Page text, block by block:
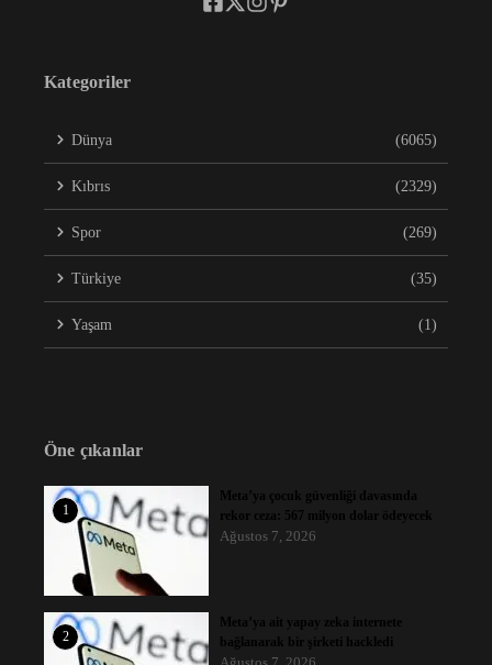
Kategoriler
Dünya (6065)
Kıbrıs (2329)
Spor (269)
Türkiye (35)
Yaşam (1)
Öne çıkanlar
1
Meta’ya çocuk güvenliği davasında
rekor ceza: 567 milyon dolar ödeyecek
Ağustos 7, 2026
2
Meta’ya ait yapay zeka internete
bağlanarak bir şirketi hackledi